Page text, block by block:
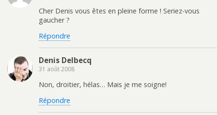
Cher Denis vous êtes en pleine forme ! Seriez-vous
gaucher ?
Répondre
Denis Delbecq
31 août 2008
Non, droitier, hélas… Mais je me soigne!
Répondre